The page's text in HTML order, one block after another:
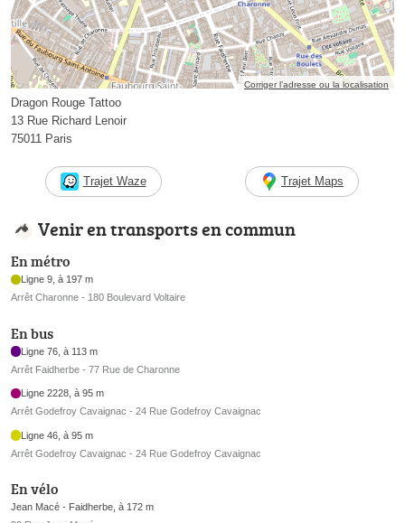
Corriger l’adresse ou la localisation
Dragon Rouge Tattoo
13 Rue Richard Lenoir
75011 Paris
Trajet Waze Trajet Maps
Venir en transports en commun
En métro
Ligne 9, à 197 m
Arrêt Charonne - 180 Boulevard Voltaire
En bus
Ligne 76, à 113 m
Arrêt Faidherbe - 77 Rue de Charonne
Ligne 2228, à 95 m
Arrêt Godefroy Cavaignac - 24 Rue Godefroy Cavaignac
Ligne 46, à 95 m
Arrêt Godefroy Cavaignac - 24 Rue Godefroy Cavaignac
En vélo
Jean Macé - Faidherbe, à 172 m